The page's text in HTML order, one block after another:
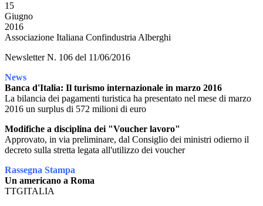
15
Giugno
2016
Associazione Italiana Confindustria Alberghi
Newsletter N. 106 del 11/06/2016
News
Banca d'Italia: Il turismo internazionale in marzo 2016
La bilancia dei pagamenti turistica ha presentato nel mese di marzo
2016 un surplus di 572 milioni di euro
Modifiche a disciplina dei "Voucher lavoro"
Approvato, in via preliminare, dal Consiglio dei ministri odierno il
decreto sulla stretta legata all'utilizzo dei voucher
Rassegna Stampa
Un americano a Roma
TTGITALIA